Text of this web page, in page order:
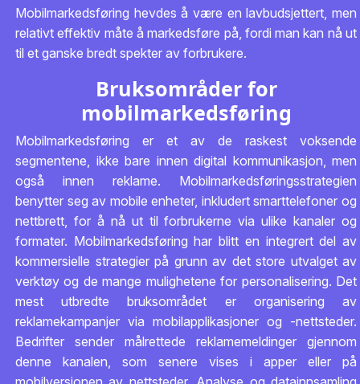
Mobilmarkedsføring hevdes å være en lavbudsjettert, men
relativt effektiv måte å markedsføre på, fordi man kan nå ut
til et ganske bredt spekter av forbrukere.
Bruksområder for
mobilmarkedsføring
Mobilmarkedsføring er et av de raskest voksende
segmentene, ikke bare innen digital kommunikasjon, men
også innen reklame. Mobilmarkedsføringsstrategien
benytter seg av mobile enheter, inkludert smarttelefoner og
nettbrett, for å nå ut til forbrukerne via ulike kanaler og
formater. Mobilmarkedsføring har blitt en integrert del av
kommersielle strategier på grunn av det store utvalget av
verktøy og de mange mulighetene for personalisering. Det
mest utbredte bruksområdet er organisering av
reklamekampanjer via mobilapplikasjoner og -nettsteder.
Bedrifter sender målrettede reklamemeldinger gjennom
denne kanalen, som senere vises i apper eller på